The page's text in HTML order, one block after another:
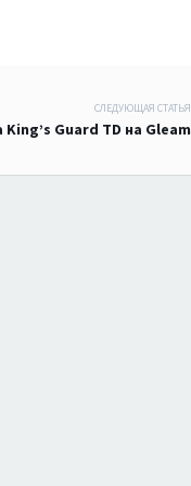
СЛЕДУЮЩАЯ СТАТЬЯ
Guard TD на Gleam